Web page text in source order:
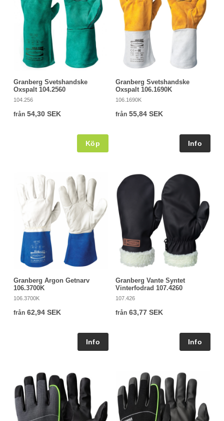
Granberg Svetshandske
Oxspalt 104.2560
104.256
från 54,30 SEK
Köp
Granberg Svetshandske
Oxspalt 106.1690K
106.1690K
från 55,84 SEK
Granberg Argon Getnarv
106.3700K
106.3700K
från 62,94 SEK
Granberg Vante Syntet
Vinterfodrad 107.4260
107.426
från 63,77 SEK